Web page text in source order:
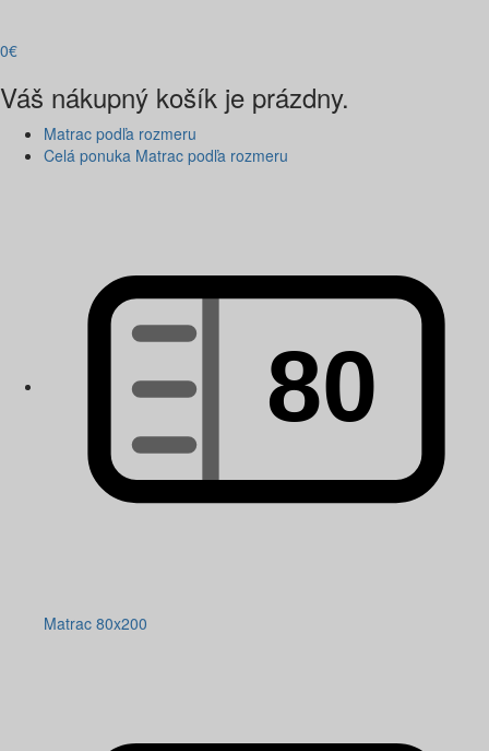
0€
Váš nákupný košík je prázdny.
Matrac podľa rozmeru
Celá ponuka Matrac podľa rozmeru
Matrac 80x200